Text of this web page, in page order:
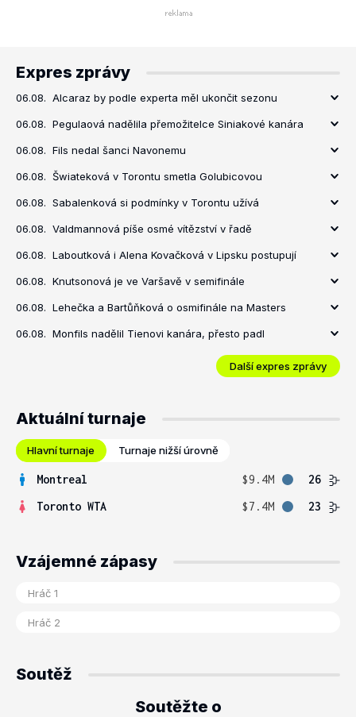
Expres zprávy
06.08. Alcaraz by podle experta měl ukončit sezonu
06.08. Pegulaová nadělila přemožitelce Siniakové kanára
06.08. Fils nedal šanci Navonemu
06.08. Šwiateková v Torontu smetla Golubicovou
06.08. Sabalenková si podmínky v Torontu užívá
06.08. Valdmannová píše osmé vítězství v řadě
06.08. Laboutková i Alena Kovačková v Lipsku postupují
06.08. Knutsonová je ve Varšavě v semifinále
06.08. Lehečka a Bartůňková o osmifinále na Masters
06.08. Monfils nadělil Tienovi kanára, přesto padl
Další expres zprávy
Aktuální turnaje
Hlavní turnaje Turnaje nižší úrovně
Montreal $9.4M
26
Toronto WTA
$7.4M 23
Vzájemné zápasy
Soutěž
Soutěžte o